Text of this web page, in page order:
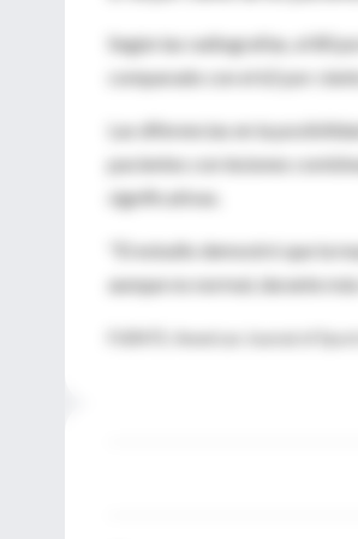
Según las radiografías, el 80
comparado con el 62 por
Las diferencias en la
pacientes con lesiones
significativas.
"El estudio demostró que la
aunque no normal, durante
FUENTE: American Journal of